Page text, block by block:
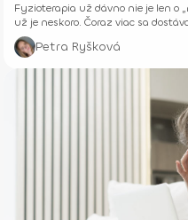
Fyzioterapia už dávno nie je len o
už je neskoro. Čoraz viac sa
prevencie, starostlivosti o telo aj
psychického.
Petra Ryšková